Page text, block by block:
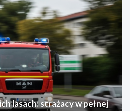
lasach: strażacy w pełnej